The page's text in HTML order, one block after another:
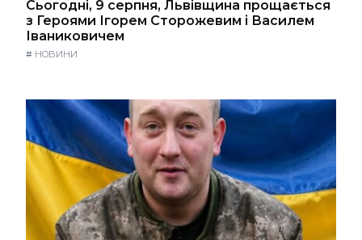
Сьогодні, 9 серпня, Львівщина прощається
з Героями Ігорем Сторожевим і Василем
Іваниковичем
# НОВИНИ